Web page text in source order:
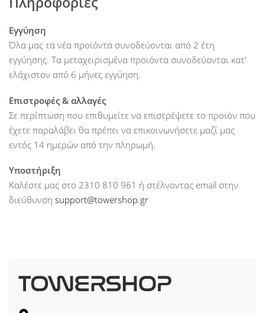
υπολογιστή.
Εγγύηση
Όλα μας τα νέα προϊόντα συνοδεύονται από 2 έτη
εγγύησης. Τα μεταχειρισμένα προϊόντα συνοδεύονται κατ’
ελάχιστον από 6 μήνες εγγύηση.
Επιστροφές & αλλαγές
Σε περίπτωση που επιθυμείτε να επιστρέψετε το προϊόν που
έχετε παραλάβει θα πρέπει να επικοινωνήσετε μαζί μας
εντός 14 ημερών από την πληρωμή.
Υποστήριξη
Καλέστε μας στο 2310 810 961 ή στέλνοντας email στην
διεύθυνση support@towershop.gr